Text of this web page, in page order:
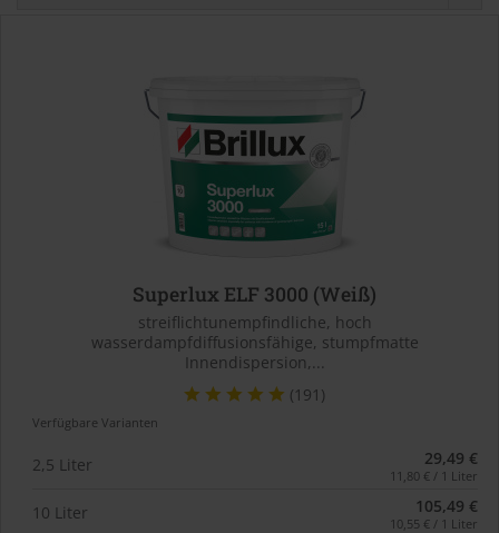
Superlux ELF 3000 (Weiß)
streiflichtunempfindliche, hoch
wasserdampfdiffusionsfähige, stumpfmatte
Innendispersion,...
(191)
Verfügbare Varianten
2,5 Liter 29,49 €
11,80 € / 1 Liter
10 Liter 105,49 €
10,55 € / 1 Liter